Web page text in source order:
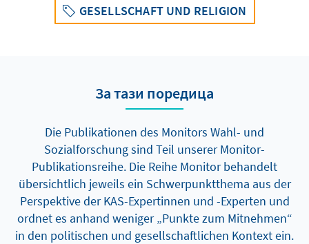
GESELLSCHAFT UND RELIGION
За тази поредица
Die Publikationen des Monitors Wahl- und
Sozialforschung sind Teil unserer Monitor-
Publikationsreihe. Die Reihe Monitor behandelt
übersichtlich jeweils ein Schwerpunktthema aus der
Perspektive der KAS-Expertinnen und -Experten und
ordnet es anhand weniger „Punkte zum Mitnehmen“
in den politischen und gesellschaftlichen Kontext ein.